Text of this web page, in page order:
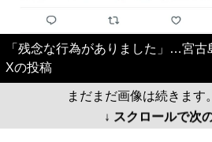
「残念な行為がありました」…宮
Xの投稿
まだまだ画像は続きます
↓ スクロールで次